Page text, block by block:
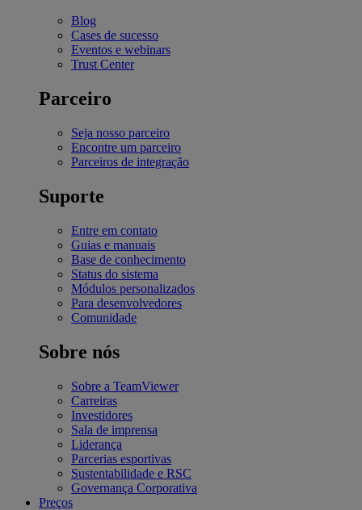
Blog
Cases de sucesso
Eventos e webinars
Trust Center
Parceiro
Seja nosso parceiro
Encontre um parceiro
Parceiros de integração
Suporte
Entre em contato
Guias e manuais
Base de conhecimento
Status do sistema
Módulos personalizados
Para desenvolvedores
Comunidade
Sobre nós
Sobre a TeamViewer
Carreiras
Investidores
Sala de imprensa
Liderança
Parcerias esportivas
Sustentabilidade e RSC
Governança Corporativa
Preços